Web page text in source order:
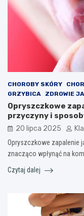
CHOROBY SKÓRY
GRZYBICA
ZDROWIE
Opryszczkowe
przyczyny i
20 lipca 2025
Opryszczkowe zapalenie
znacząco wpłynąć na
Czytaj dalej